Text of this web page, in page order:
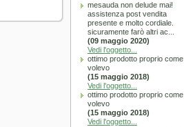
A SOLI 0.00 €
mesauda non delude mai!
assistenza post vendita
presente e molto cordiale.
sicuramente farò altri ac...
(09 maggio 2020)
Vedi l'oggetto...
ottimo prodotto proprio come
volevo
(15 maggio 2018)
Vedi l'oggetto...
ottimo prodotto proprio come
volevo
(15 maggio 2018)
Vedi l'oggetto...